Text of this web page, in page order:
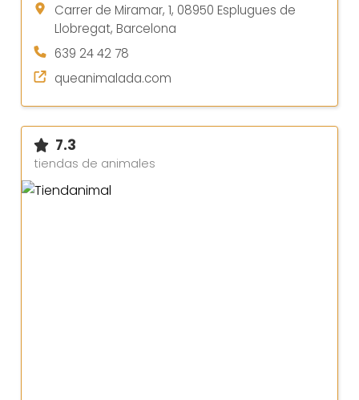
Carrer de Miramar, 1, 08950 Esplugues de
Llobregat, Barcelona
639 24 42 78
queanimalada.com
7.3
tiendas de animales